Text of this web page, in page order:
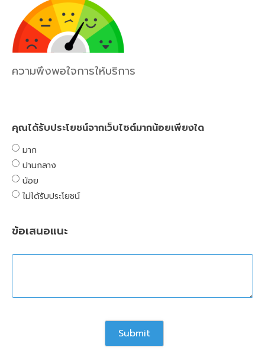
ความพึงพอใจการให้บริการ
คุณได้รับประโยชน์จากเว็บไซต์มากน้อยเพียงใด
มาก
ปานกลาง
น้อย
ไม่ได้รับประโยชน์
ข้อเสนอแนะ